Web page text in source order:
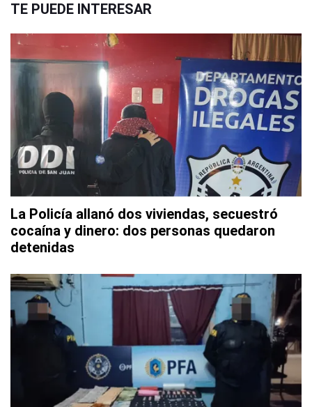
TE PUEDE INTERESAR
La Policía allanó dos viviendas, secuestró
cocaína y dinero: dos personas quedaron
detenidas